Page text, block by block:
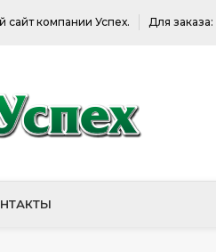
компании Успех. Для заказа: